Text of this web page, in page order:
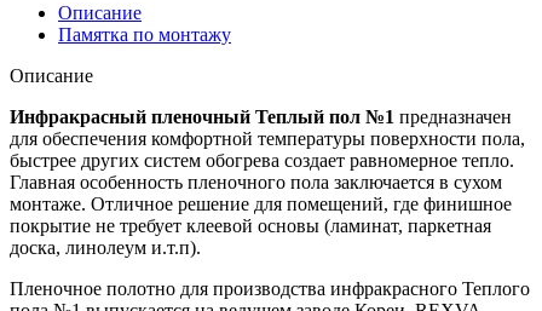
Описание
Памятка по монтажу
Описание
Инфракрасный пленочный Теплый пол №1 предназначен
для обеспечения комфортной температуры поверхности пола,
быстрее других систем обогрева создает равномерное тепло.
Главная особенность пленочного пола заключается в сухом
монтаже. Отличное решение для помещений, где финишное
покрытие не требует клеевой основы (ламинат, паркетная
доска, линолеум и.т.п).
Пленочное полотно для производства инфракрасного Теплого